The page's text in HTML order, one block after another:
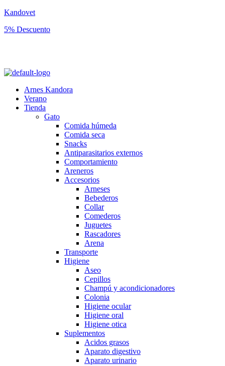
Kandovet
5% Descuento
Arnes Kandora
Verano
Tienda
Gato
Comida húmeda
Comida seca
Snacks
Antiparasitarios externos
Comportamiento
Areneros
Accesorios
Arneses
Bebederos
Collar
Comederos
Juguetes
Rascadores
Arena
Transporte
Higiene
Aseo
Cepillos
Champú y acondicionadores
Colonia
Higiene ocular
Higiene oral
Higiene otica
Suplementos
Acidos grasos
Aparato digestivo
Aparato urinario